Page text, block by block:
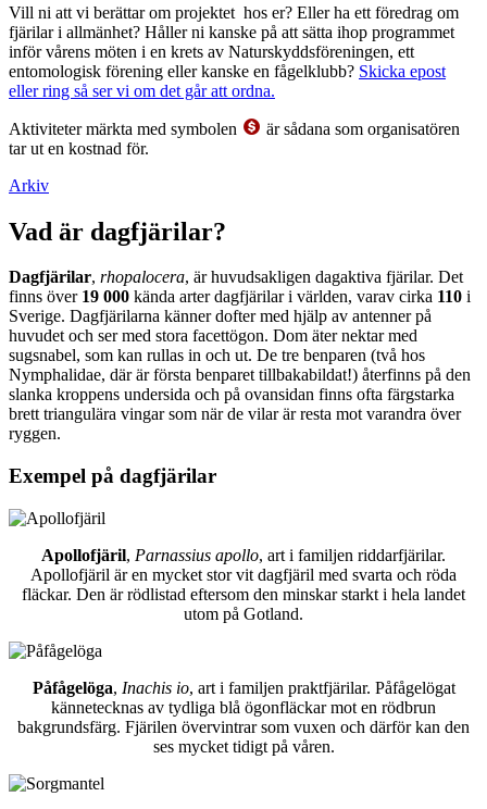
Vill ni att vi berättar om projektet hos er? Eller ha ett föredrag om
fjärilar i allmänhet? Håller ni kanske på att sätta ihop programmet
inför vårens möten i en krets av Naturskyddsföreningen, ett
entomologisk förening eller kanske en fågelklubb? Skicka epost
eller ring så ser vi om det går att ordna.
Aktiviteter märkta med symbolen
är sådana som organisatören
tar ut en kostnad för.
Arkiv
Vad är dagfjärilar?
Dagfjärilar, rhopalocera, är huvudsakligen dagaktiva fjärilar. Det
finns över 19 000 kända arter dagfjärilar i världen, varav cirka 110 i
Sverige. Dagfjärilarna känner dofter med hjälp av antenner på
huvudet och ser med stora facettögon. Dom äter nektar med
sugsnabel, som kan rullas in och ut. De tre benparen (två hos
Nymphalidae, där är första benparet tillbakabildat!) återfinns på den
slanka kroppens undersida och på ovansidan finns ofta färgstarka
brett triangulära vingar som när de vilar är resta mot varandra över
ryggen.
Exempel på dagfjärilar
Apollofjäril, Parnassius apollo, art i familjen riddarfjärilar.
Apollofjäril är en mycket stor vit dagfjäril med svarta och röda
fläckar. Den är rödlistad eftersom den minskar starkt i hela landet
utom på Gotland.
Påfågelöga, Inachis io, art i familjen praktfjärilar. Påfågelögat
kännetecknas av tydliga blå ögonfläckar mot en rödbrun
bakgrundsfärg. Fjärilen övervintrar som vuxen och därför kan den
ses mycket tidigt på våren.